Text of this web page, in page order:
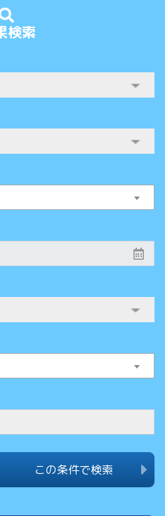
検索
この条件で検索